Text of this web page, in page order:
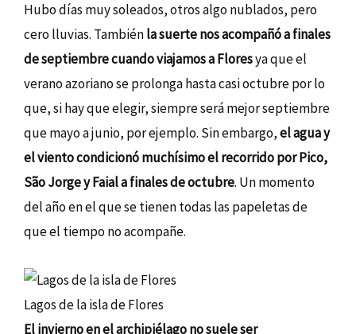
Hubo días muy soleados, otros algo nublados, pero
cero lluvias. Tambiénla suerte nos acompañó a finales
de septiembre cuando viajamos a Floresya que el
verano azoriano se prolonga hasta casi octubre por lo
que, si hay que elegir, siempre será mejor septiembre
que mayo a junio, por ejemplo. Sin embargo,el agua y
el viento condicionó muchísimo el recorrido por Pico,
São Jorge y Faial a finales de octubre. Un momento
del año en el que se tienen todas las papeletas de
que el tiempo no acompañe.
Lagos de la isla de Flores
El invierno en el archipiélago no suele ser